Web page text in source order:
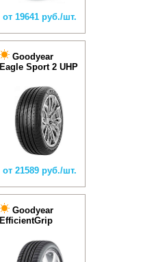
от 19641 руб./шт.
Goodyear
Eagle Sport 2 UHP
от 21589 руб./шт.
Goodyear
EfficientGrip